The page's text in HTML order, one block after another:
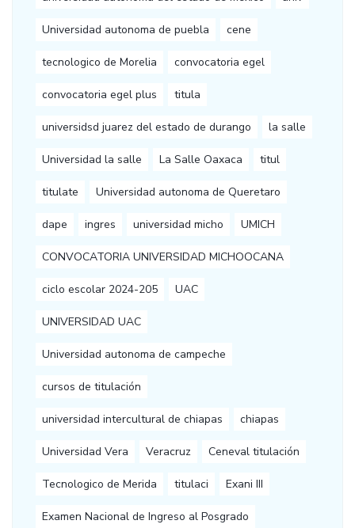
Universidad autonoma de puebla cene
tecnologico de Morelia convocatoria egel
convocatoria egel plus titula
universidsd juarez del estado de durango la salle
Universidad la salle La Salle Oaxaca titul
titulate Universidad autonoma de Queretaro
dape ingres universidad micho UMICH
CONVOCATORIA UNIVERSIDAD MICHOOCANA
ciclo escolar 2024-205 UAC
UNIVERSIDAD UAC
Universidad autonoma de campeche
cursos de titulación
universidad intercultural de chiapas chiapas
Universidad Vera Veracruz Ceneval titulación
Tecnologico de Merida titulaci Exani III
Examen Nacional de Ingreso al Posgrado